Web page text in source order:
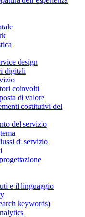
design
digitali
coinvolti
di valore
costitutivi del
del servizio
di servizio
e il linguaggio
keywords)